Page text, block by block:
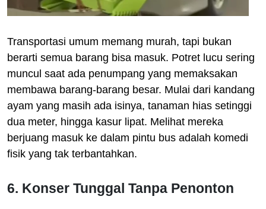
Transportasi umum memang murah, tapi bukan
berarti semua barang bisa masuk. Potret lucu sering
muncul saat ada penumpang yang memaksakan
membawa barang-barang besar. Mulai dari kandang
ayam yang masih ada isinya, tanaman hias setinggi
dua meter, hingga kasur lipat. Melihat mereka
berjuang masuk ke dalam pintu bus adalah komedi
fisik yang tak terbantahkan.
6. Konser Tunggal Tanpa Penonton